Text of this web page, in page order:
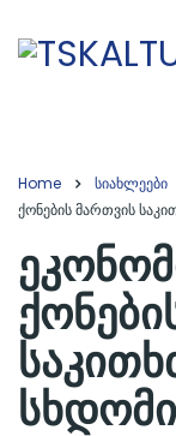
Home სიახლეები
ქონების მართვის